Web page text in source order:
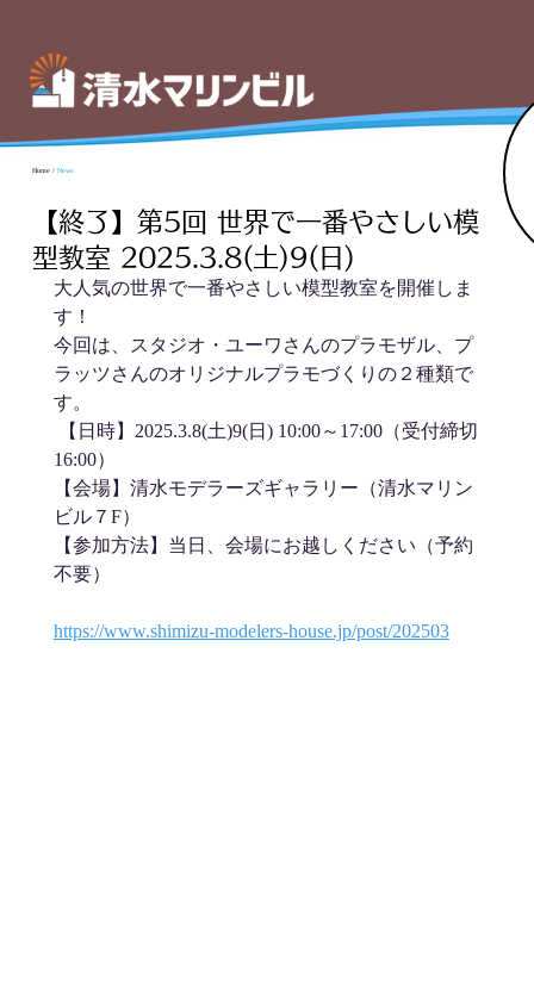
Home/ News
【終了】第5回 世界で一番やさしい模
型教室 2025.3.8(土)9(日)
大人気の世界で一番やさしい模型教室を開催しま
す！
今回は、スタジオ・ユーワさんのプラモザル、プ
ラッツさんのオリジナルプラモづくりの２種類で
す。
【日時】2025.3.8(土)9(日) 10:00～17:00（受付締切
16:00）
【会場】清水モデラーズギャラリー（清水マリン
ビル７F）
【参加方法】当日、会場にお越しください（予約
不要）
https://www.shimizu-modelers-house.jp/post/202503